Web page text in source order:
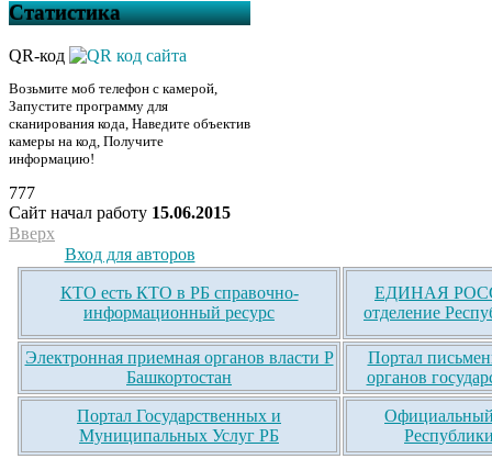
Статистика
QR-код
Возьмите моб телефон с камерой,
Запустите программу для
сканирования кода, Наведите объектив
камеры на код, Получите
информацию!
777
Сайт начал работу 15.06.2015
Вверх
Вход для авторов
КТО есть КТО в РБ справочно-
информационный ресурс
ЕДИНАЯ
отделение
Электронная приемная органов власти Р
Башкортостан
Портал
органов
Портал Государственных и
Муниципальных Услуг РБ
Официальный